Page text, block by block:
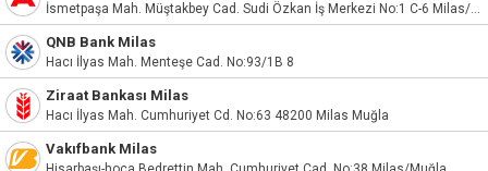
İsmetpaşa Mah. Müştakbey Cad. Sudi Özkan İş Merkezi No:1 C-6 Milas/Muğla
QNB Bank Milas
Hacı İlyas Mah. Menteşe Cad. No:93/1B 8
Ziraat Bankası Milas
Hacı İlyas Mah. Cumhuriyet Cd. No:63 48200 Milas Muğla
Vakıfbank Milas